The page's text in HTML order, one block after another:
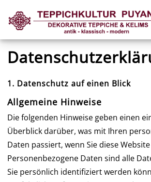
Inhalt
springen
1. Datenschutz auf einen Blick
Allgemeine Hinweise
Die folgenden Hinweise geben einen
Überblick darüber, was mit Ihren
Daten passiert, wenn Sie diese
Personenbezogene Daten sind alle
Sie persönlich identifiziert werden